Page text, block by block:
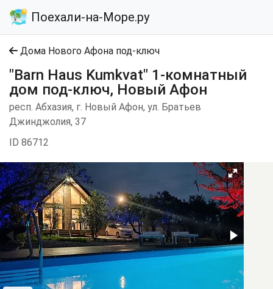
Поехали-на-Море.ру
Дома Нового Афона под-ключ
"Barn Haus Kumkvat" 1-комнатный
дом под-ключ, Новый Афон
респ. Абхазия, г. Новый Афон, ул. Братьев
Джинджолия, 37
ID 86712